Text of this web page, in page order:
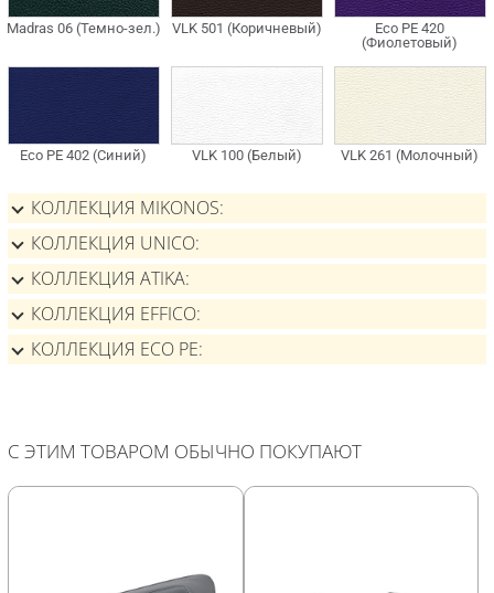
КОЛЛЕКЦИЯ MIKONOS
КОЛЛЕКЦИЯ UNICO
КОЛЛЕКЦИЯ ATIKA
КОЛЛЕКЦИЯ EFFICO
КОЛЛЕКЦИЯ ECO PE
С ЭТИМ ТОВАРОМ ОБЫЧНО ПОКУПАЮТ